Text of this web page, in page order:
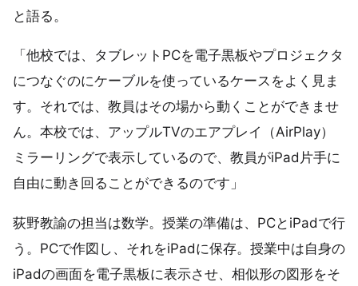
と語る。
「他校では、タブレットPCを電子黒板やプロジェクタ
につなぐのにケーブルを使っているケースをよく見ま
す。それでは、教員はその場から動くことができませ
ん。本校では、アップルTVのエアプレイ（AirPlay）
ミラーリングで表示しているので、教員がiPad片手に
自由に動き回ることができるのです」
荻野教諭の担当は数学。授業の準備は、PCとiPadで行
う。PCで作図し、それをiPadに保存。授業中は自身の
iPadの画面を電子黒板に表示させ、相似形の図形をそ